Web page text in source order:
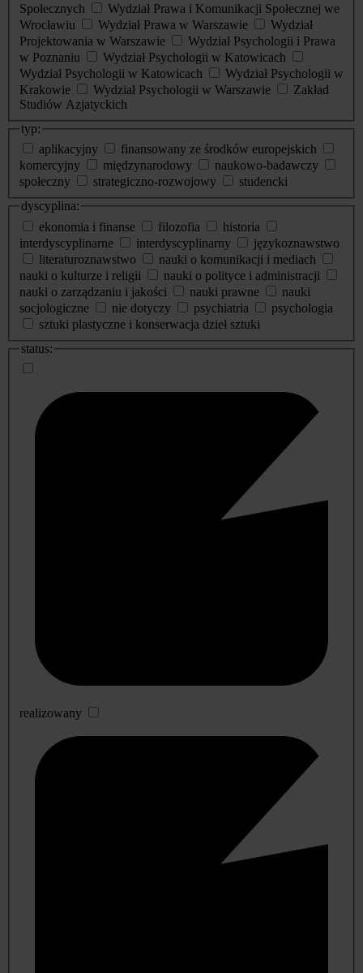
Społecznych
Wydział Prawa i Komunikacji Społecznej we
Wrocławiu
Wydział Prawa w Warszawie
Wydział
Projektowania w Warszawie
Wydział Psychologii i Prawa
w Poznaniu
Wydział Psychologii w Katowicach
Wydział Psychologii w Katowicach
Wydział Psychologii w
Krakowie
Wydział Psychologii w Warszawie
Zakład
Studiów Azjatyckich
typ:
aplikacyjny
finansowany ze środków europejskich
komercyjny
międzynarodowy
naukowo-badawczy
społeczny
strategiczno-rozwojowy
studencki
dyscyplina:
ekonomia i finanse
filozofia
historia
interdyscyplinarne
interdyscyplinarny
językoznawstwo
literaturoznawstwo
nauki o komunikacji i mediach
nauki o kulturze i religii
nauki o polityce i administracji
nauki o zarządzaniu i jakości
nauki prawne
nauki
socjologiczne
nie dotyczy psychiatria
psychologia
sztuki plastyczne i konserwacja dzieł sztuki
status:
realizowany